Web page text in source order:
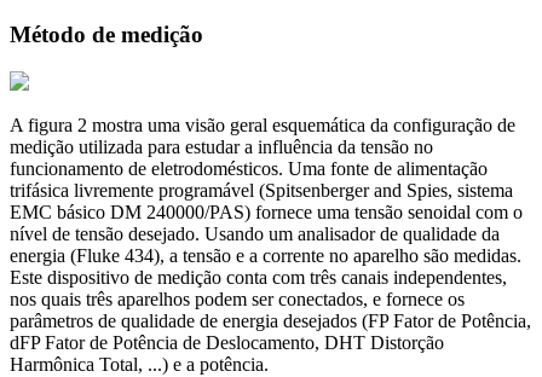
Método de medição
A figura 2 mostra uma visão geral esquemática da configuração de
medição utilizada para estudar a influência da tensão no
funcionamento de eletrodomésticos. Uma fonte de alimentação
trifásica livremente programável (Spitsenberger and Spies, sistema
EMC básico DM 240000/PAS) fornece uma tensão senoidal com o
nível de tensão desejado. Usando um analisador de qualidade da
energia (Fluke 434), a tensão e a corrente no aparelho são medidas.
Este dispositivo de medição conta com três canais independentes,
nos quais três aparelhos podem ser conectados, e fornece os
parâmetros de qualidade de energia desejados (FP Fator de Potência,
dFP Fator de Potência de Deslocamento, DHT Distorção
Harmônica Total, ...) e a potência.